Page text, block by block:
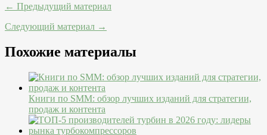
← Предыдущий материал
Следующий материал →
Похожие материалы
Книги по SMM: обзор лучших изданий для стратегии,
продаж и контента